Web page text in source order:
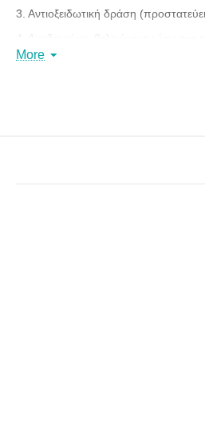
3. Αντιοξειδωτική δράση
5. Κρεμώδης υφή για εύκολη
8. Κατάλληλο για vegan.
10. Δερματολογικά ελεγμένο.
More